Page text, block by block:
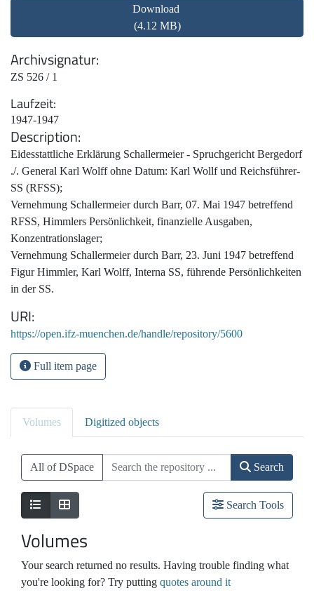
Download
(4.12 MB)
Archivsignatur
ZS 526 / 1
Laufzeit
1947-1947
Description
Eidesstattliche Erklärung Schallermeier - Spruchgericht Bergedorf
./. General Karl Wolff ohne Datum: Karl Wollf und Reichsführer-
SS (RFSS);
Vernehmung Schallermeier durch Barr, 07. Mai 1947 betreffend
RFSS, Himmlers Persönlichkeit, finanzielle Ausgaben,
Konzentrationslager;
Vernehmung Schallermeier durch Barr, 23. Juni 1947 betreffend
Figur Himmler, Karl Wolff, Interna SS, führende Persönlichkeiten
in der SS.
URI
https://open.ifz-muenchen.de/handle/repository/5600
Full item page
Volumes Digitized objects
All of DSpace Search
Search Tools
Volumes
Your search returned no results. Having trouble finding what
you're looking for? Try putting quotes around it